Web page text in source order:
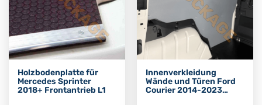
Holzbodenplatte für
Mercedes Sprinter
2018+ Frontantrieb L1
Innenverkleidung
Wände und Türen Ford
Courier 2014-2023